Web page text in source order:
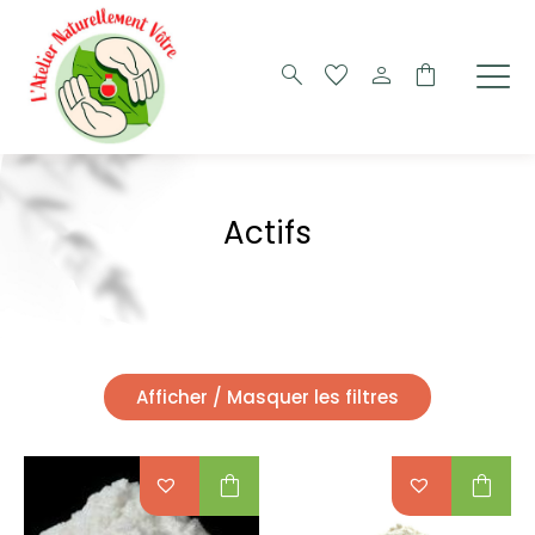
search favorite person shopping_bag
Actifs
Afficher / Masquer les filtres
shopping_bag shopping_bag